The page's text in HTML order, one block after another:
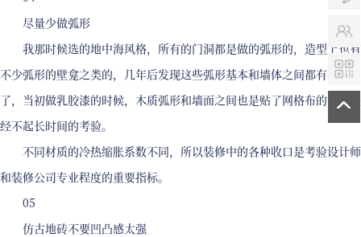
尽量少做弧形
我那时候选的地中海风格，所有的门洞都是做的弧形的，造型上也有
不少弧形的壁龛之类的，几年后发现这些弧形基本和墙体之间都有裂痕
了，当初做乳胶漆的时候，木质弧形和墙面之间也是贴了网格布的，还是
经不起长时间的考验。
不同材质的冷热缩胀系数不同，所以装修中的各种收口是考验设计师
和装修公司专业程度的重要指标。
05
仿古地砖不要凹凸感太强